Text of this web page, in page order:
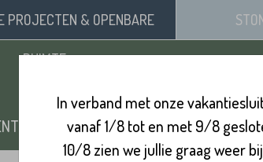
PROJECTEN & OPENBARE
RUIMTE
ZAND, SIERGRIND & SPLIT
In verband met onze
vanaf 1/8 tot en met 9/8
10/8 zien we jullie graag weer